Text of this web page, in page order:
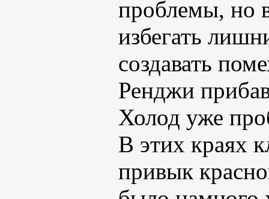
проблемы, но
избегать
создавать
Ренджи
Холод уже
В этих краях
привык